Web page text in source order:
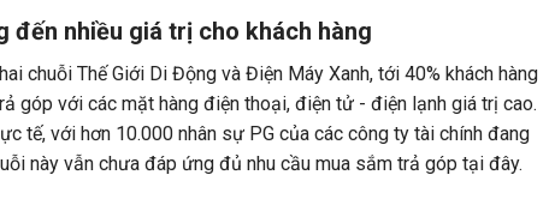
đến nhiều giá trị cho khách hàng
chuỗi Thế Giới Di Động và Điện Máy Xanh, tới 40% khách hàng
góp với các mặt hàng điện thoại, điện tử - điện lạnh giá trị cao.
tế, với hơn 10.000 nhân sự PG của các công ty tài chính đang
này vẫn chưa đáp ứng đủ nhu cầu mua sắm trả góp tại đây.